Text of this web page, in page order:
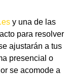
y una de las
para resolver
ajustarán a tus
presencial o
se acomode a